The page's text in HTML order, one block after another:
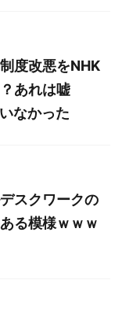
度改悪をNHK
あれは嘘
なかった
スクワークの
る模様ｗｗｗ